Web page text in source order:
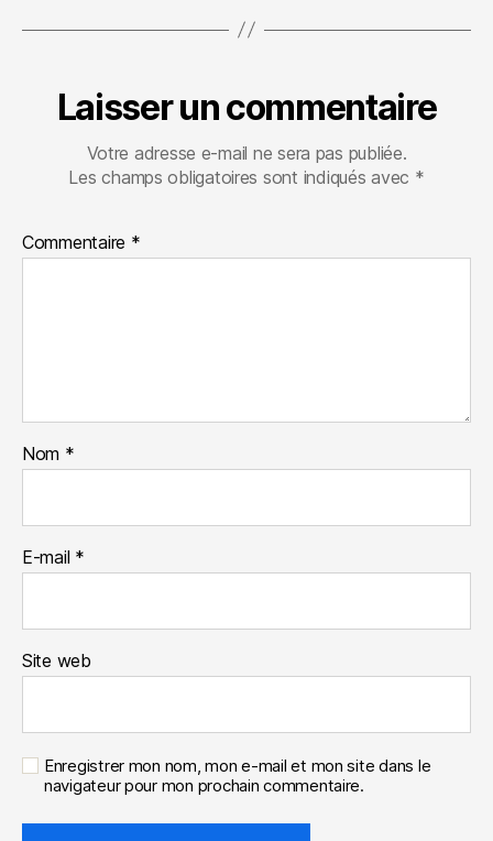
Laisser un commentaire
Votre adresse e-mail ne sera pas publiée.
Les champs obligatoires sont indiqués avec *
Commentaire *
Nom *
E-mail *
Site web
Enregistrer mon nom, mon e-mail et mon site dans le
navigateur pour mon prochain commentaire.